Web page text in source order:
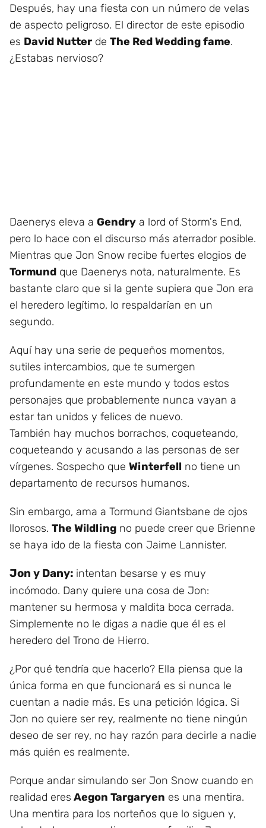
Después, hay una fiesta con un número de velas
de aspecto peligroso. El director de este episodio
es David Nutter de The Red Wedding fame.
¿Estabas nervioso?
Daenerys eleva a Gendry a lord of Storm's End,
pero lo hace con el discurso más aterrador posible.
Mientras que Jon Snow recibe fuertes elogios de
Tormund que Daenerys nota, naturalmente. Es
bastante claro que si la gente supiera que Jon era
el heredero legítimo, lo respaldarían en un
segundo.
Aquí hay una serie de pequeños momentos,
sutiles intercambios, que te sumergen
profundamente en este mundo y todos estos
personajes que probablemente nunca vayan a
estar tan unidos y felices de nuevo.
También hay muchos borrachos, coqueteando,
coqueteando y acusando a las personas de ser
vírgenes. Sospecho que Winterfell no tiene un
departamento de recursos humanos.
Sin embargo, ama a Tormund Giantsbane de ojos
llorosos. The Wildling no puede creer que Brienne
se haya ido de la fiesta con Jaime Lannister.
Jon y Dany: intentan besarse y es muy
incómodo. Dany quiere una cosa de Jon:
mantener su hermosa y maldita boca cerrada.
Simplemente no le digas a nadie que él es el
heredero del Trono de Hierro.
¿Por qué tendría que hacerlo? Ella piensa que la
única forma en que funcionará es si nunca le
cuentan a nadie más. Es una petición lógica. Si
Jon no quiere ser rey, realmente no tiene ningún
deseo de ser rey, no hay razón para decirle a nadie
más quién es realmente.
Porque andar simulando ser Jon Snow cuando en
realidad eres Aegon Targaryen es una mentira.
Una mentira para los norteños que lo siguen y,